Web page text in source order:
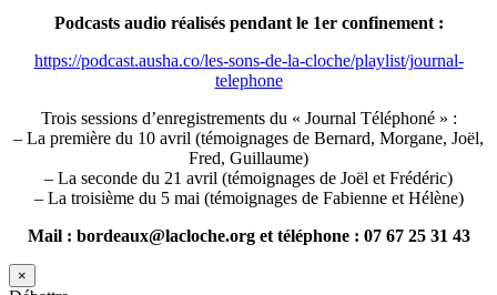
Podcasts audio réalisés pendant le 1er confinement :
https://podcast.ausha.co/les-sons-de-la-cloche/playlist/journal-
telephone
Trois sessions d’enregistrements du « Journal Téléphoné » :
– La première du 10 avril (témoignages de Bernard, Morgane, Joël,
Fred, Guillaume)
– La seconde du 21 avril (témoignages de Joël et Frédéric)
– La troisième du 5 mai (témoignages de Fabienne et Hélène)
Mail : bordeaux@lacloche.org et téléphone : 07 67 25 31 43
×